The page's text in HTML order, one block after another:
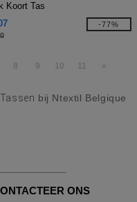
Koort Tas
-77%
8 9 10 11 »
bij Ntextil Belgique
ONS